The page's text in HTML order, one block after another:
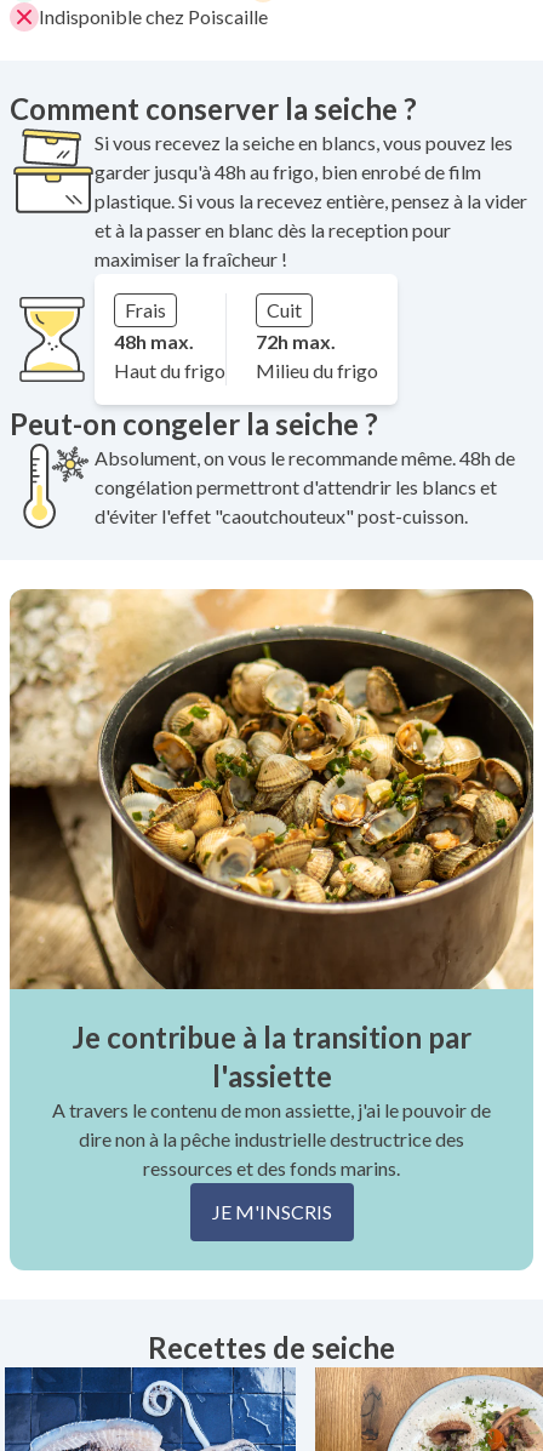
Indisponible chez Poiscaille
Comment conserver la seiche ?
Si vous recevez la seiche en blancs, vous pouvez les
garder jusqu'à 48h au frigo, bien enrobé de film
plastique. Si vous la recevez entière, pensez à la vider
et à la passer en blanc dès la reception pour
maximiser la fraîcheur !
Frais
48h max.
Haut du frigo
Cuit
72h max.
Milieu du frigo
Peut-on congeler la seiche ?
Absolument, on vous le recommande même. 48h de
congélation permettront d'attendrir les blancs et
d'éviter l'effet "caoutchouteux" post-cuisson.
Je contribue à la transition par
l'assiette
A travers le contenu de mon assiette, j'ai le pouvoir de
dire non à la pêche industrielle destructrice des
ressources et des fonds marins.
JE M'INSCRIS
Recettes de seiche